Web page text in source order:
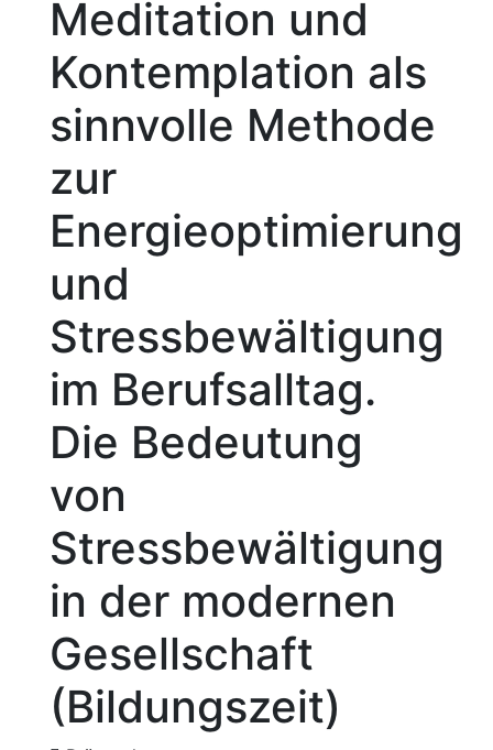
Meditation und
Kontemplation als
sinnvolle Methode
zur
Energieoptimierung
und
Stressbewältigung
im Berufsalltag.
Die Bedeutung
von
Stressbewältigung
in der modernen
Gesellschaft
(Bildungszeit)